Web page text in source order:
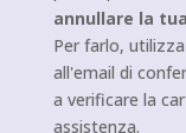
annullare la
Per farlo,
all'email di
a verificare la
assistenza.